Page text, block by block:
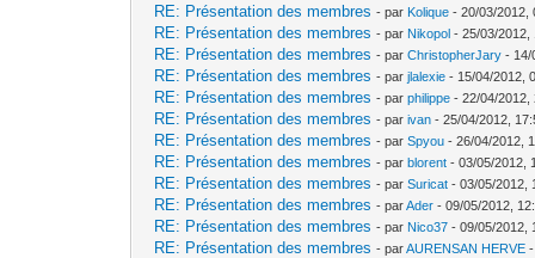
RE: Présentation des membres - par Kolique - 20/03/2012,
RE: Présentation des membres - par Nikopol - 25/03/2012,
RE: Présentation des membres - parChristopherJary - 14/
RE: Présentation des membres - parjlalexie - 15/04/2012,
RE: Présentation des membres - parphilippe - 22/04/2012,
RE: Présentation des membres - parivan - 25/04/2012,
RE: Présentation des membres - parSpyou - 26/04/2012,
RE: Présentation des membres - parblorent - 03/05/2012,
RE: Présentation des membres - parSuricat - 03/05/2012,
RE: Présentation des membres - parAder - 09/05/2012,
RE: Présentation des membres - par Nico37 - 09/05/2012,
RE: Présentation des membres - parAURENSAN HERVE